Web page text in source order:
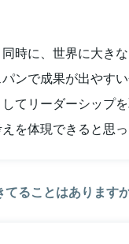
時に、世界に大き
ンで成果が出やす
てリーダーシップ
を体現できると思っ
ることはあります